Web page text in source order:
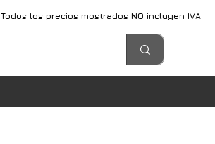
Todos los precios mostrados NO incluyen IVA